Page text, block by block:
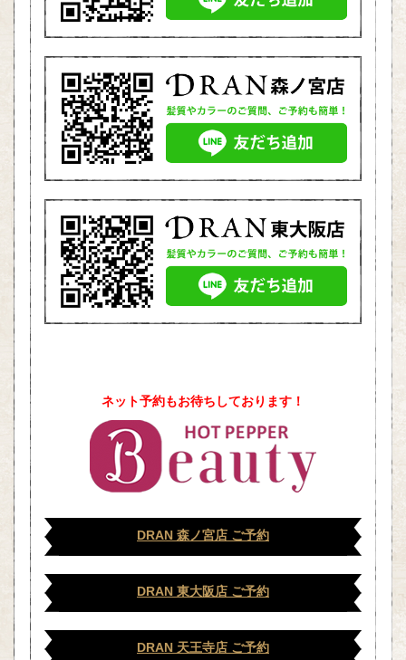
ネット予約もお待ちしております！
DRAN 森ノ宮店 ご予約
DRAN 東大阪店 ご予約
DRAN 天王寺店 ご予約